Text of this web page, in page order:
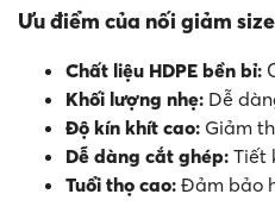
Ưu điểm của nối giảm
Chất liệu HDPE bền bỉ:
Khối lượng nhẹ: Dễ
Độ kín khít cao: Giảm
Dễ dàng cắt ghép: Tiết
Tuổi thọ cao: Đảm bảo